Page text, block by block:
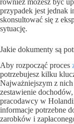
przypadek jest jednak
skonsultować się z
sytuację.
Jakie dokumenty są
Aby rozpocząć proces
potrzebujesz kilku
Najważniejszym z
zestawienie
pracodawcy w
informacje potrzebne
zarobków i